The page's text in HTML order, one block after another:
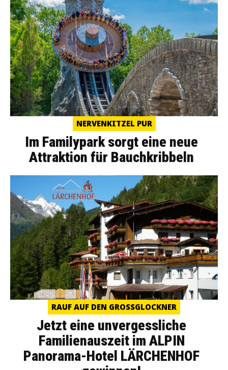
NERVENKITZEL PUR
Im Familypark sorgt eine neue
Attraktion für Bauchkribbeln
RAUF AUF DEN GROSSGLOCKNER
Jetzt eine unvergessliche
Familienauszeit im ALPIN
Panorama-Hotel LÄRCHENHOF